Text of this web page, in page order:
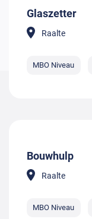
Glaszetter
Raalte
MBO Niveau
Bouwhulp
Raalte
MBO Niveau